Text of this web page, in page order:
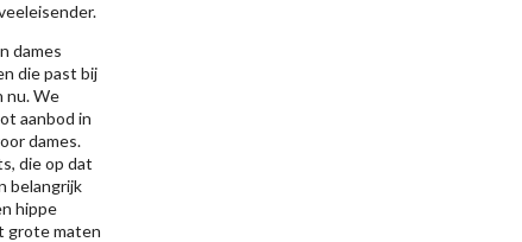
dames
die past bij
nu. We
aanbod in
dames.
die op dat
belangrijk
hippe
grote maten